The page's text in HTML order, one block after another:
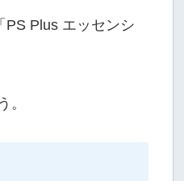
PS Plus エッセンシ
。